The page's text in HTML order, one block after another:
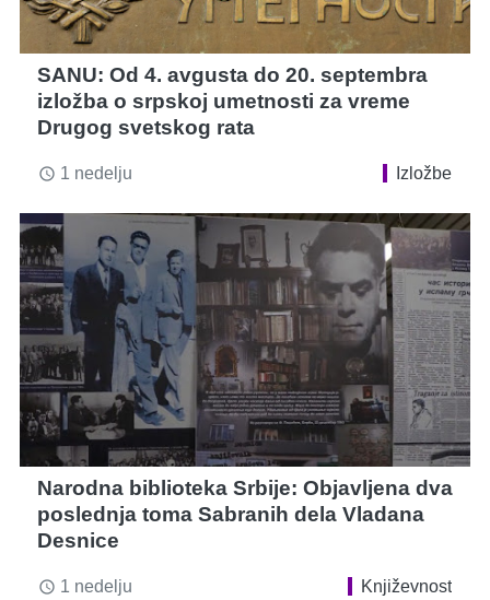
SANU: Od 4. avgusta do 20. septembra
izložba o srpskoj umetnosti za vreme
Drugog svetskog rata
access_time 1 nedelju Izložbe
Narodna biblioteka Srbije: Objavljena dva
poslednja toma Sabranih dela Vladana
Desnice
access_time 1 nedelju Književnost